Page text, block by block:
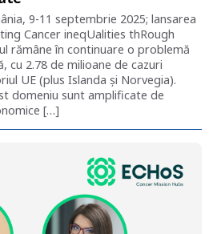
9-11 septembrie 2025; lansarea
Cancer ineqUalities thRough
rămâne în continuare o problemă
cu 2.78 de milioane de cazuri
UE (plus Islanda și Norvegia).
domeniu sunt amplificate de
[…]